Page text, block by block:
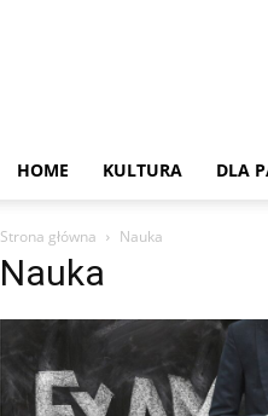
HOME KULTURA DLA
Strona główna Nauka
Nauka